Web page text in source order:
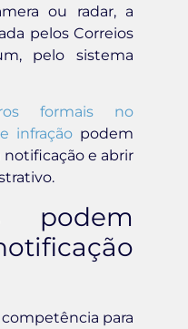
ou radar, a
pelos Correios
pelo sistema
formais no
infraçãopodem
e abrir
podem
para